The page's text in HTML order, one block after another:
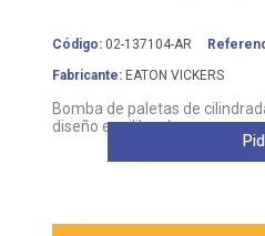
Código: 02-137104-AR
Fabricante: EATON VICKERS
Bomba de paletas de
diseño equilibrado